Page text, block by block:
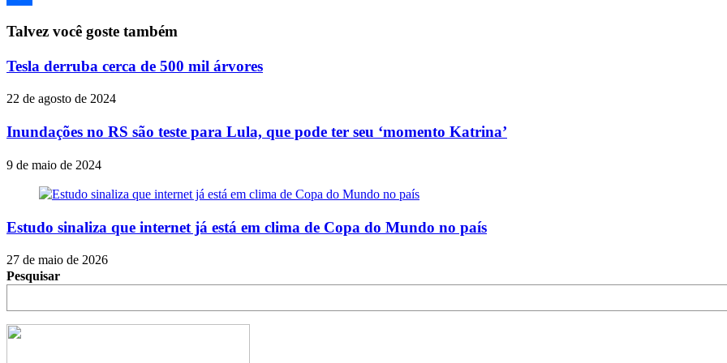
Talvez você goste também
Tesla derruba cerca de 500 mil árvores
22 de agosto de 2024
Inundações no RS são teste para Lula, que pode ter seu ‘momento Katrina’
9 de maio de 2024
Estudo sinaliza que internet já está em clima de Copa do Mundo no país
27 de maio de 2026
Pesquisar